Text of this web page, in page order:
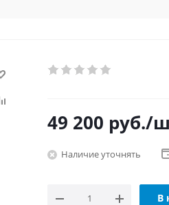
49 200 руб./
Наличие уточнять
В